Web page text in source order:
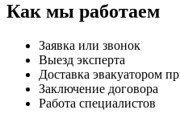
Как мы работаем
Заявка или звонок
Выезд эксперта
Доставка эвакуатором
Заключение договора
Работа специалистов